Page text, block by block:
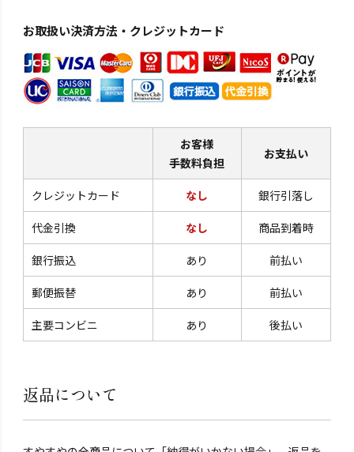
お取扱い決済方法・クレジットカード
お客様
手数料負担
お支払い
クレジットカード なし 銀行引落し
代金引換 なし 商品到着時
銀行振込 あり 前払い
郵便振替 あり 前払い
主要コンビニ あり 後払い
返品について